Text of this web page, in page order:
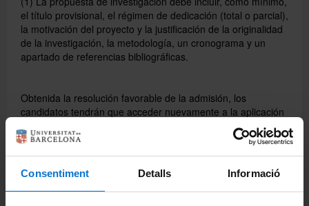
Consentiment Detalls Informació
el título provisional, el régimen de dedicación (total o parcial),
la motivación del proyecto y la justificación de la originalidad
de la investigación, la metodología, un cronograma y un
apartado de referencias bibliográficas.
Obtenida la resolución favorable de la admisión, los
candidatos tendrán que acceder nuevamente a la aplicación
Programa de doctorado en Ciudadanía y Derechos
Humanos (centro coordinador: Facultat de Derecho)
Aquí podéis consultar la información sobre admisión, acceso